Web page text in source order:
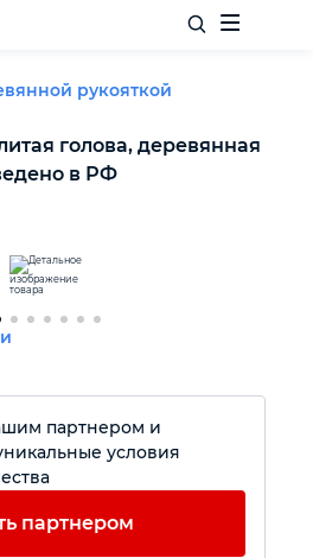
рукояткой
голова, деревянная
в РФ
партнером и
условия
партнером